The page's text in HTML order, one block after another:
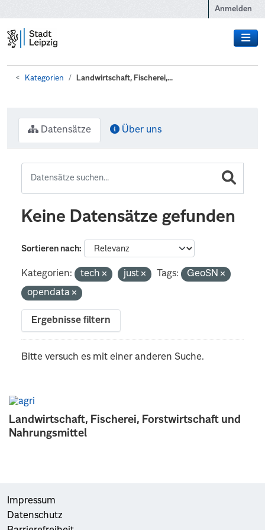
Anmelden
Kategorien Landwirtschaft, Fischerei,...
Landwirtschaft, Fischerei, Forstwirtschaft und
Nahrungsmittel
Datensätze Über uns
Keine Datensätze gefunden
Sortieren nach
Kategorien: tech just Tags:
GeoSN
opendata
Ergebnisse filtern
Bitte versuch es mit einer anderen Suche.
Impressum
Datenschutz